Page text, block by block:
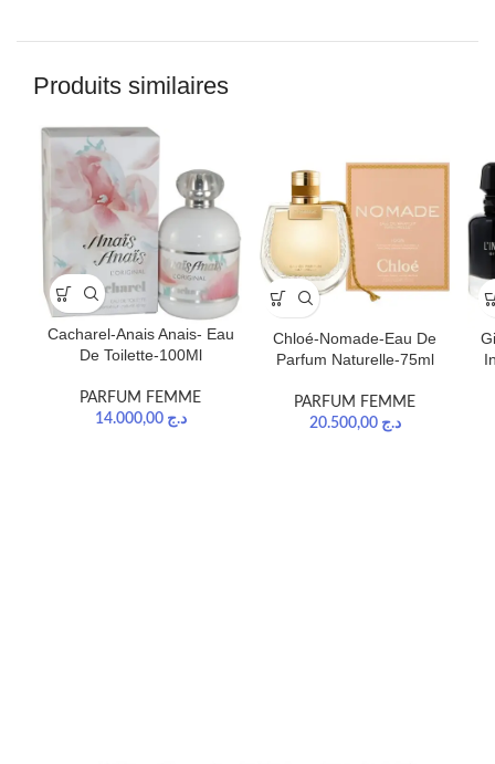
Produits similaires
Cacharel-Anais Anais- Eau
De Toilette-100Ml
PARFUM FEMME
د.ج 14.000,00
Chloé-Nomade-Eau De
Parfum Naturelle-75ml
PARFUM FEMME
د.ج 20.500,00